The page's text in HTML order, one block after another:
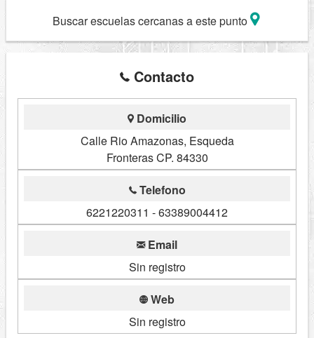
Buscar escuelas cercanas a este punto
Contacto
Domicilio
Calle Rio Amazonas, Esqueda
Fronteras CP. 84330
Telefono
6221220311 - 63389004412
Email
Sin registro
Web
Sin registro